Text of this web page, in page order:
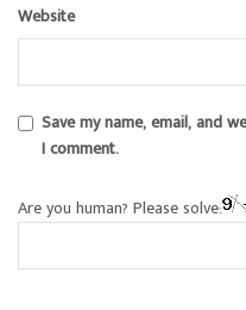
Website
Save my name, email, and
I comment.
Are you human? Please solve: